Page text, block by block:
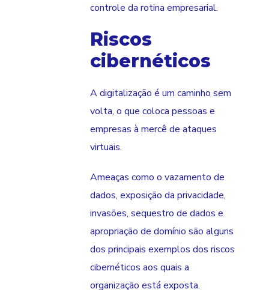
controle da rotina empresarial.
Riscos
cibernéticos
A digitalização é um caminho sem
volta, o que coloca pessoas e
empresas à mercê de ataques
virtuais.
Ameaças como o vazamento de
dados, exposição da privacidade,
invasões, sequestro de dados e
apropriação de domínio são alguns
dos principais exemplos dos riscos
cibernéticos aos quais a
organização está exposta.